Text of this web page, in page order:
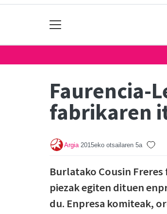
Faurencia-
fabrikaren
Argia 2015eko otsailaren 5a
Burlatako Cousin
piezak egiten dituen
du. Enpresa komiteak,